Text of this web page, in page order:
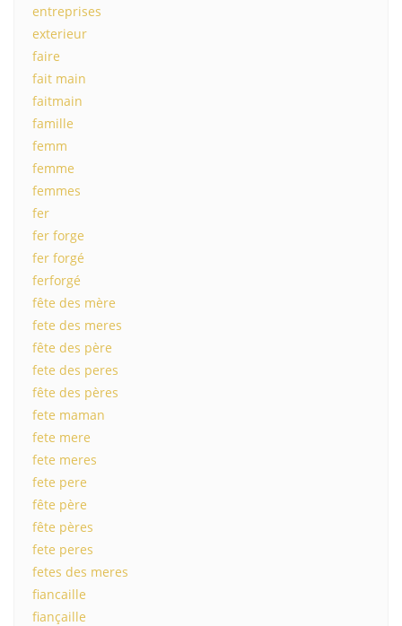
entreprises
exterieur
faire
fait main
faitmain
famille
femm
femme
femmes
fer
fer forge
fer forgé
ferforgé
fête des mère
fete des meres
fête des père
fete des peres
fête des pères
fete maman
fete mere
fete meres
fete pere
fête père
fête pères
fete peres
fetes des meres
fiancaille
fiançaille